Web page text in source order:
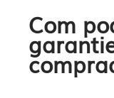
Com